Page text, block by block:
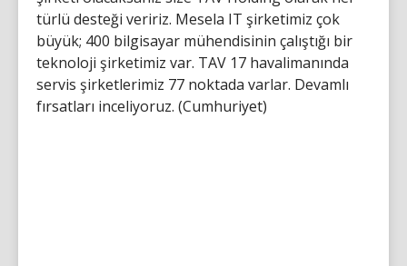
türlü desteği veririz. Mesela IT şirketimiz çok
büyük; 400 bilgisayar mühendisinin çalıştığı bir
teknoloji şirketimiz var. TAV 17 havalimanında
servis şirketlerimiz 77 noktada varlar. Devamlı
fırsatları inceliyoruz. (Cumhuriyet)